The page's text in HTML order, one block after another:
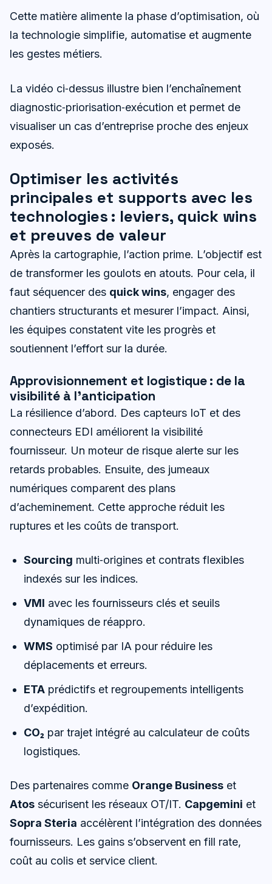
Cette matière alimente la phase d’optimisation, où
la technologie simplifie, automatise et augmente
les gestes métiers.
La vidéo ci‑dessus illustre bien l’enchaînement
diagnostic‑priorisation‑exécution et permet de
visualiser un cas d’entreprise proche des enjeux
exposés.
Optimiser les activités
principales et supports avec les
technologies : leviers, quick wins
et preuves de valeur
Après la cartographie, l’action prime. L’objectif est
de transformer les goulots en atouts. Pour cela, il
faut séquencer des quick wins, engager des
chantiers structurants et mesurer l’impact. Ainsi,
les équipes constatent vite les progrès et
soutiennent l’effort sur la durée.
Approvisionnement et logistique : de la
visibilité à l’anticipation
La résilience d’abord. Des capteurs IoT et des
connecteurs EDI améliorent la visibilité
fournisseur. Un moteur de risque alerte sur les
retards probables. Ensuite, des jumeaux
numériques comparent des plans
d’acheminement. Cette approche réduit les
ruptures et les coûts de transport.
Sourcing multi‑origines et contrats flexibles
indexés sur les indices.
VMI avec les fournisseurs clés et seuils
dynamiques de réappro.
WMS optimisé par IA pour réduire les
déplacements et erreurs.
ETA prédictifs et regroupements intelligents
d’expédition.
CO₂ par trajet intégré au calculateur de coûts
logistiques.
Des partenaires comme Orange Business et
Atos sécurisent les réseaux OT/IT. Capgemini et
Sopra Steria accélèrent l’intégration des données
fournisseurs. Les gains s’observent en fill rate,
coût au colis et service client.